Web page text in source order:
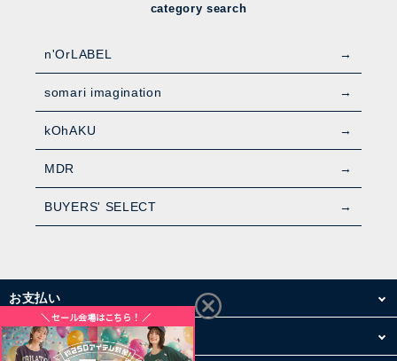
category search
n'OrLABEL
somari imagination
kOhAKU
MDR
BUYERS' SELECT
お支払い
配送・送料